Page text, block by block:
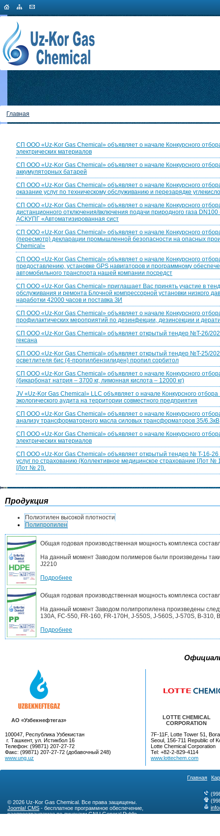
Главная
СП ООО «Uz-Kor Gas Chemical» объявляет о начале Конкурсного
электрических материалов
СП ООО «Uz-Kor Gas Chemical» объявляет о начале Конкурсного
аккумуляторных батарей
СП ООО «Uz-Kor Gas Chemical» объявляет о начале Конкурсного
оказание услуг по техническому обслуживанию и перезарядке
СП ООО «Uz-Kor Gas Chemical» объявляет о начале Конкурсного
дистанционного отключения/включения подачи природного газа
АСКУПГ «Автоматизированная сист
СП ООО «Uz-Kor Gas Chemical» объявляет о начале Конкурсного
(пересмотр) декларации промышленной безопасности на опасных
Chemical»
СП ООО «Uz-Kor Gas Chemical» объявляет о начале Конкурсного
предоставлению, установке GPS навигаторов и программному
автомобильного транспорта нашей компании посредст
CП ООО «Uz-Kor Gas Chemical» приглашает Вас принять участие в
обслуживания и ремонта Блочной компрессорной установки низкого
наработки 42000 часов и поставка ЗИ
СП ООО «Uz-Kor Gas Chemical» объявляет о начале Конкурсного
профилактических мероприятий по дезинфекции, дезинсекции и
CП ООО «Uz-Kor Gas Chemical» объявляет открытый тендер №T-26/
гексана
CП ООО «Uz-Kor Gas Chemical» объявляет открытый тендер №T-25/
осветлителя бис (4-пропилбензилиден) пропил сорбитол
СП ООО «Uz-Kor Gas Chemical» объявляет о начале Конкурсного
(бикарбонат натрия – 3700 кг, лимонная кислота – 12000 кг)
JV «Uz-Kor Gas Chemical» LLC объявляет о начале Конкурсного
экологического аудита на территории совместного предприятия
СП ООО «Uz-Kor Gas Chemical» объявляет о начале Конкурсного
анализу трансформаторного масла силовых трансформаторов 35/
СП ООО «Uz-Kor Gas Chemical» объявляет о начале Конкурсного
электрических материалов
CП ООО «Uz-Kor Gas Chemical» объявляет открытый тендер № T-16-26
услуг по страхованию (Коллективное медицинское страхование [Лот №
[Лот № 2]).
Продукция
Полиэтилен высокой плотности
Полипропилен
Общая годовая производственная мощность комплекса
На данный момент Заводом полимеров были произведены
J2210
Подробнее
Общая годовая производственная мощность комплекса
На данный момент Заводом полипропилена произведены
130A, FC-550, FR-160, FR-170H, J-550S, J-560S, J-570S, B-
Подробнее
AO «Узбекнефтегаз»
LOTTE CHEMICAL
CORPORATION
100047, Республика Узбекистан
г. Ташкент, ул. Истикбол 16
Телефон: (99871) 207-27-72
Факс: (99871) 207-27-72 (добавочный 248)
www.ung.uz
7F-11F, Lotte Tower 51,
Seoul, 156-711 Republic of
Lotte Chemical Corporation
Tel: +82-2-829-4114
www.lottechem.com
Главная
© 2026 Uz-Kor Gas Chemical. Все права защищены.
Joomla! CMS - бесплатное программное обеспечение,
распространяемое по лицензииGNU General Public